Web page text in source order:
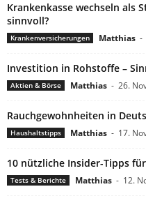
Krankenkasse wechseln als
sinnvoll?
Krankenversicherungen Matthias -
Investition in Rohstoffe –
Aktien & Börse Matthias - 26.
Rauchgewohnheiten in
Haushaltstipps Matthias - 17.
10 nützliche Insider-Tipps
Tests & Berichte Matthias - 12.